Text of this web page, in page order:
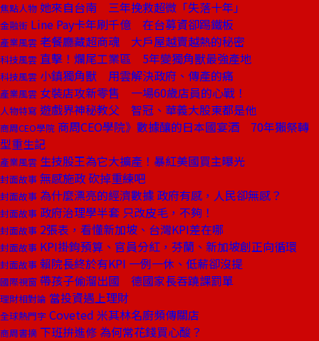
焦點人物 她來自台南 三年挽救超微「失落十年」
金融街 Line Pay卡年刷千億 在台募資卻踢鐵板
產業風雲 老餐廳藏超商魂 大戶屋越賣越熱的秘密
科技風雲 直擊！爛尾工業區 5年變獨角獸最強產地
科技風雲 小鎮獨角獸 用雲解決政府、傳產的痛
產業風雲 女裝店攻新零售 一場60歲店員的心戰！
人物特寫 遊戲界神秘教父 智冠、華義大股東都是他
商周CEO學院 商周CEO學院》數據釀的日本國宴酒 70年獺祭轉
型重生記
產業風雲 生技股王為它大擴產！暴紅美國買主曝光
封面故事 無感施政 砍掉重練吧
封面故事 為什麼漂亮的經濟數據 政府有感，人民卻無感？
封面故事 政府治理學半套 只改皮毛，不夠！
封面故事 2張表，看懂新加坡、台灣KPI差在哪
封面故事 KPI掛鉤預算、官員分紅，芬蘭、新加坡創正向循環
封面故事 賴院長終於有KPI 一例一休、低薪卻沒提
國際視窗 帶孩子偷溜出國 德國家長吞蹺課罰單
理財相對論 當投資遇上理財
全球熱門字 Coveted 米其林名廚頻傳關店
商周書摘 下班拚進修 為何常花錢買心酸？